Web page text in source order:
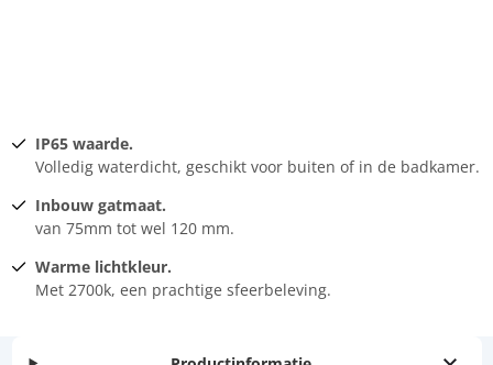
IP65 waarde.
Volledig waterdicht, geschikt voor buiten of in de badkamer.
Inbouw gatmaat.
van 75mm tot wel 120 mm.
Warme lichtkleur.
Met 2700k, een prachtige sfeerbeleving.